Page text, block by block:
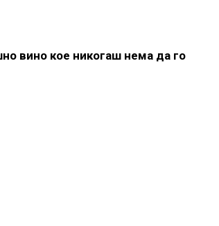
вино кое никогаш нема да го